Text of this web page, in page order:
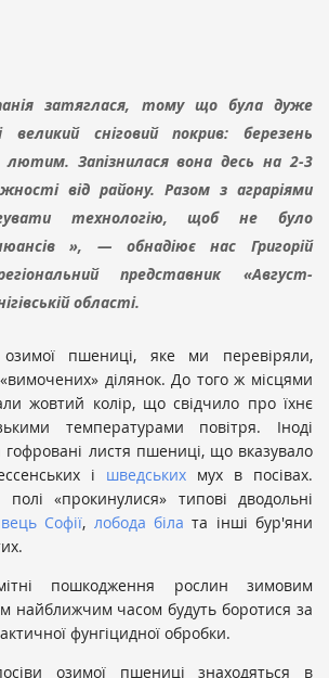
затяглася, тому що була дуже
великий сніговий покрив: березень
Запізнилася вона десь на 2-3
від району. Разом з аграріями
технологію, щоб не було
», — обнадіює нас Григорій
представник «Август-
області.
пшениці, яке ми перевіряли,
ділянок. До того ж місцями
жовтий колір, що свідчило про їхнє
температурами повітря. Іноді
гофровані листя пшениці, що вказувало
і шведських мух в посівах.
«прокинулися» типові дводольні
Софії, лобода біла та інші бур'яни
пошкодження рослин зимовим
найближчим часом будуть боротися за
фунгіцидної обробки.
озимої пшениці знаходяться в